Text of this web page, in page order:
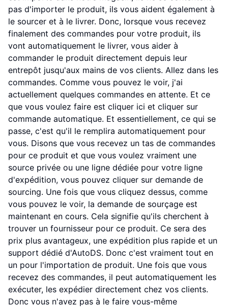
pas d'importer le produit, ils vous aident également à
le sourcer et à le livrer. Donc, lorsque vous recevez
finalement des commandes pour votre produit, ils
vont automatiquement le livrer, vous aider à
commander le produit directement depuis leur
entrepôt jusqu'aux mains de vos clients. Allez dans les
commandes. Comme vous pouvez le voir, j'ai
actuellement quelques commandes en attente. Et ce
que vous voulez faire est cliquer ici et cliquer sur
commande automatique. Et essentiellement, ce qui se
passe, c'est qu'il le remplira automatiquement pour
vous. Disons que vous recevez un tas de commandes
pour ce produit et que vous voulez vraiment une
source privée ou une ligne dédiée pour votre ligne
d'expédition, vous pouvez cliquer sur demande de
sourcing. Une fois que vous cliquez dessus, comme
vous pouvez le voir, la demande de sourçage est
maintenant en cours. Cela signifie qu'ils cherchent à
trouver un fournisseur pour ce produit. Ce sera des
prix plus avantageux, une expédition plus rapide et un
support dédié d'AutoDS. Donc c'est vraiment tout en
un pour l'importation de produit. Une fois que vous
recevez des commandes, il peut automatiquement les
exécuter, les expédier directement chez vos clients.
Donc vous n'avez pas à le faire vous-même